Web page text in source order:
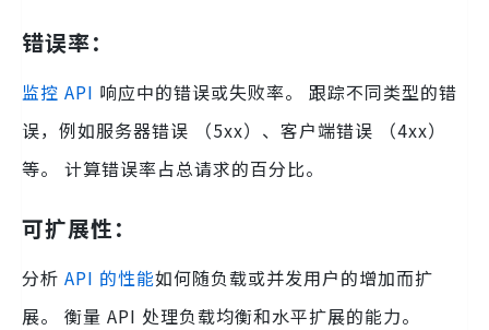
错误率：
监控 API 响应中的错误或失败率。 跟踪不同类型的错
误，例如服务器错误 （5xx）、客户端错误 （4xx）
等。 计算错误率占总请求的百分比。
可扩展性：
分析 API 的性能如何随负载或并发用户的增加而扩
展。 衡量 API 处理负载均衡和水平扩展的能力。